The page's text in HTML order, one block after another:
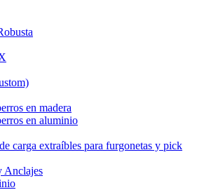
en madera
en aluminio
carga extraíbles para furgonetas y pick
Anclajes